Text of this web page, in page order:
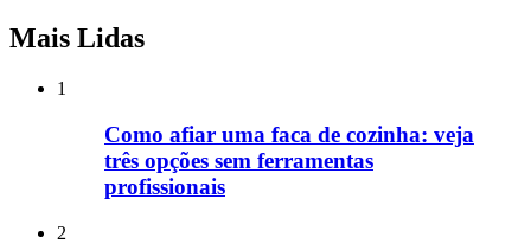
Mais Lidas
1
Como afiar uma faca de cozinha: veja
três opções sem ferramentas
profissionais
2